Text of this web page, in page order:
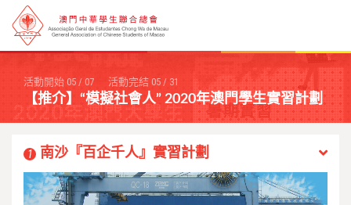
活動開始 05 / 07 活動完結 05 / 31
【推介】“模擬社會人” 2020年澳門學生實習計劃
1 南沙『百企千人』實習計劃